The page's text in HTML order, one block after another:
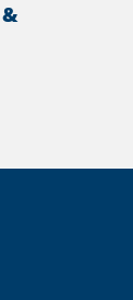
&